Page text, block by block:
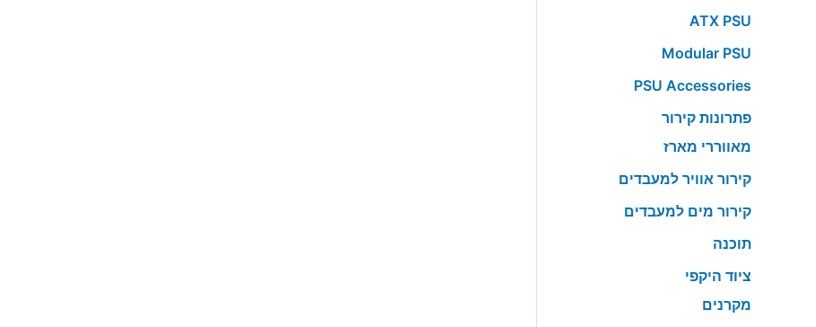
ATX PSU
Modular PSU
PSU Accessories
פתרונות קירור
מאווררי מארז
קירור אוויר למעבדים
קירור מים למעבדים
תוכנה
ציוד היקפי
מקרנים